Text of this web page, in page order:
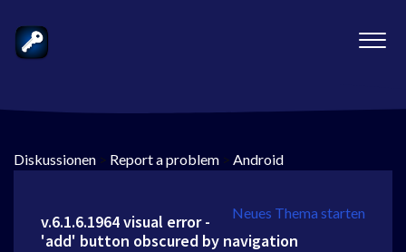
Diskussionen > Report a problem > Android
Neues Thema starten
v.6.1.6.1964 visual error -
'add' button obscured by navigation